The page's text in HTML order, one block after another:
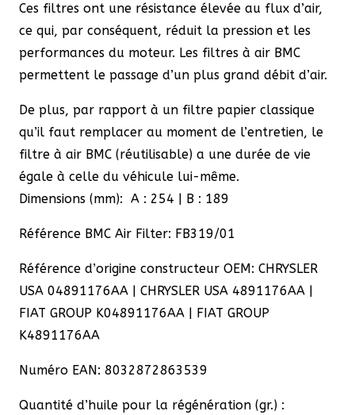
Ces filtres ont une résistance élevée au flux d’air,
ce qui, par conséquent, réduit la pression et les
performances du moteur. Les filtres à air BMC
permettent le passage d’un plus grand débit d’air.
De plus, par rapport à un filtre papier classique
qu’il faut remplacer au moment de l’entretien, le
filtre à air BMC (réutilisable) a une durée de vie
égale à celle du véhicule lui-même.
Dimensions (mm): A : 254 | B : 189
Référence BMC Air Filter: FB319/01
Référence d’origine constructeur OEM: CHRYSLER
USA 04891176AA | CHRYSLER USA 4891176AA |
FIAT GROUP K04891176AA | FIAT GROUP
K4891176AA
Numéro EAN: 8032872863539
Quantité d’huile pour la régénération (gr.) :